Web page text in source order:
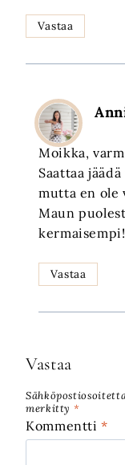
Vastaa
Moikka,
Saattaa
mutta en ole
Maun
kermaisempi!
Vastaa
Vastaa
merkitty *
Kommentti*